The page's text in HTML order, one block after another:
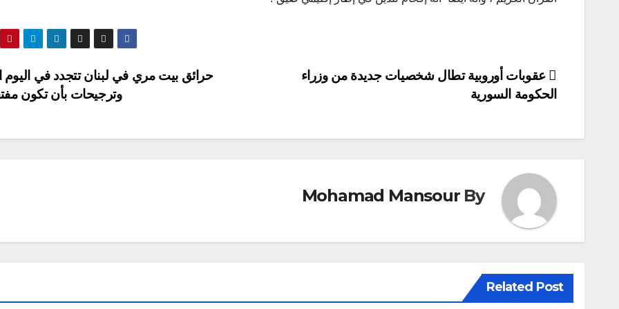
تصفّح
المقالات
حرائق بيت مري في لبنان تتجدد في اليوم
وترجيحات بأن تكون
عقوبات أوروبية تطال شخصيات جديدة من وزراء
الحكومة السورية
By
Mohamad Mansour
Related Post